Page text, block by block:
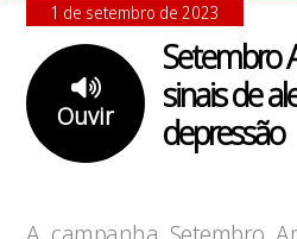
Setembro
sinais de
depressão
Ouvir
1 de setembro de 2023